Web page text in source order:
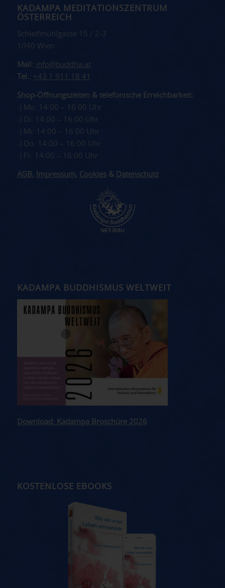
KADAMPA MEDITATIONSZENTRUM
ÖSTERREICH
Schleifmühlgasse 15 / 2-3
1040 Wien
Mail: info@buddha.at
Tel.: +43 1 911 18 41
Shop-Öffnungszeiten & telefonische Erreichbarkeit:
-) Mo: 14:00 – 16:00 Uhr
-) Di: 14:00 – 16:00 Uhr
-) Mi: 14:00 – 16:00 Uhr
-) Do: 14:00 – 16:00 Uhr
-) Fr: 14:00 – 16:00 Uhr
AGB , Impressum, Cookies& Datenschutz
KADAMPA BUDDHISMUS WELTWEIT
Download: Kadampa Broschüre 2026
KOSTENLOSE EBOOKS